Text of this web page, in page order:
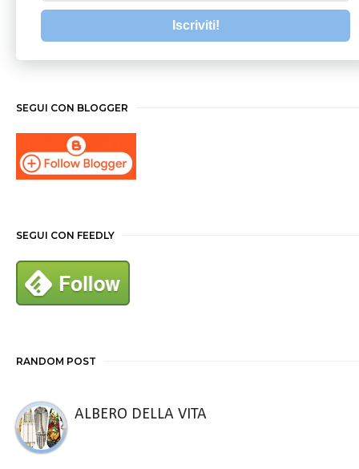
Iscriviti!
SEGUI CON BLOGGER
SEGUI CON FEEDLY
RANDOM POST
ALBERO DELLA VITA